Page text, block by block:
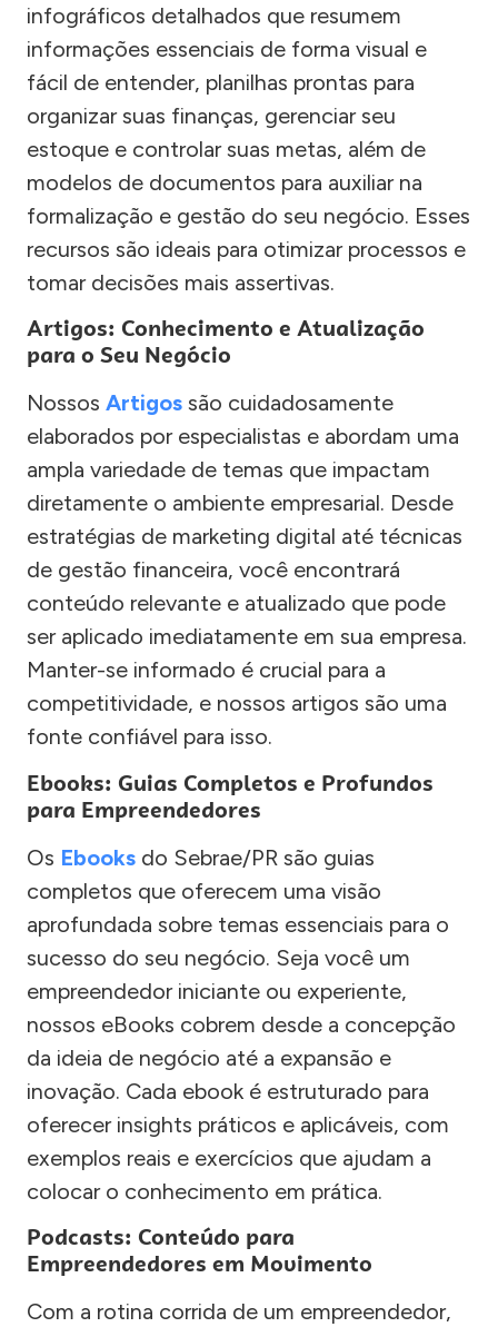
infográficos detalhados que resumem
informações essenciais de forma visual e
fácil de entender, planilhas prontas para
organizar suas finanças, gerenciar seu
estoque e controlar suas metas, além de
modelos de documentos para auxiliar na
formalização e gestão do seu negócio. Esses
recursos são ideais para otimizar processos e
tomar decisões mais assertivas.
Artigos: Conhecimento e Atualização
para o Seu Negócio
Nossos Artigos são cuidadosamente
elaborados por especialistas e abordam uma
ampla variedade de temas que impactam
diretamente o ambiente empresarial. Desde
estratégias de marketing digital até técnicas
de gestão financeira, você encontrará
conteúdo relevante e atualizado que pode
ser aplicado imediatamente em sua empresa.
Manter-se informado é crucial para a
competitividade, e nossos artigos são uma
fonte confiável para isso.
Ebooks: Guias Completos e Profundos
para Empreendedores
Os Ebooks do Sebrae/PR são guias
completos que oferecem uma visão
aprofundada sobre temas essenciais para o
sucesso do seu negócio. Seja você um
empreendedor iniciante ou experiente,
nossos eBooks cobrem desde a concepção
da ideia de negócio até a expansão e
inovação. Cada ebook é estruturado para
oferecer insights práticos e aplicáveis, com
exemplos reais e exercícios que ajudam a
colocar o conhecimento em prática.
Podcasts: Conteúdo para
Empreendedores em Movimento
Com a rotina corrida de um empreendedor,